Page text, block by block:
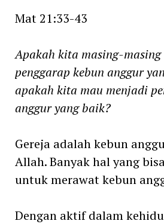
Mat 21:33-43
Apakah kita masing-masing
penggarap kebun anggur
apakah kita mau menjadi
anggur yang baik?
Gereja adalah kebun
Allah. Banyak hal yang
untuk merawat kebun
Dengan aktif dalam